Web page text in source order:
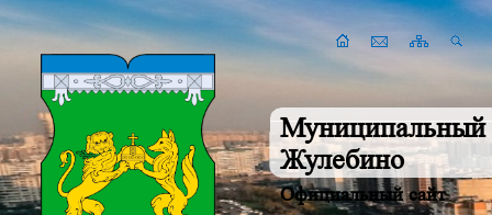
Муниципальный
Жулебино
Официальный сайт